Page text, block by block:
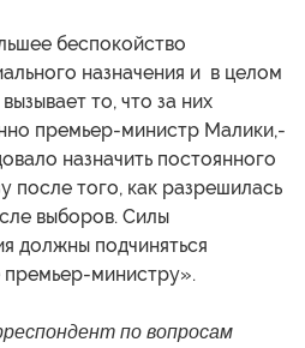
беспокойство
назначения и в целом
то, что за них
премьер-министр Малики,-
назначить постоянного
после того, как разрешилась
выборов. Силы
должны подчиняться
министру».
по вопросам